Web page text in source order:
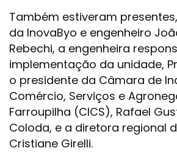
Também estiveram
da InovaByo e engenheiro
Rebechi, a engenheira
implementação da unidade,
o presidente da Câmara de
Comércio, Serviços e
Farroupilha (CICS), Rafael
Coloda, e a diretora regional
Cristiane Girelli.